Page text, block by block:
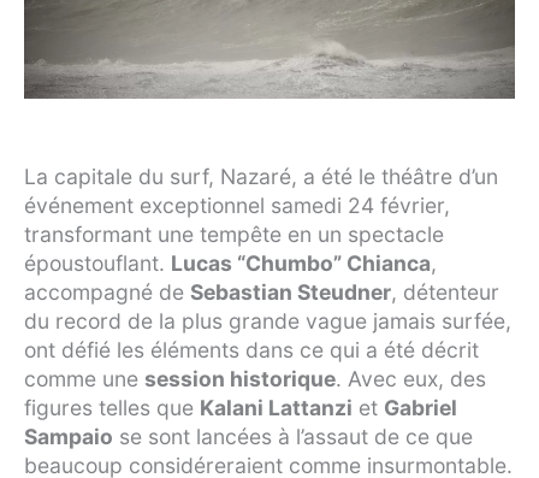
La capitale du surf, Nazaré, a été le théâtre d’un
événement exceptionnel samedi 24 février,
transformant une tempête en un spectacle
époustouflant. Lucas “Chumbo” Chianca,
accompagné de Sebastian Steudner, détenteur
du record de la plus grande vague jamais surfée,
ont défié les éléments dans ce qui a été décrit
comme une session historique. Avec eux, des
figures telles que Kalani Lattanzi et Gabriel
Sampaio se sont lancées à l’assaut de ce que
beaucoup considéreraient comme insurmontable.